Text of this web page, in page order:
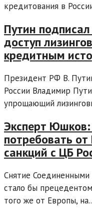
кредитования в
Путин
доступ
кредитным
Президент РФ В.
России Владимир
упрощающий
Эксперт
потребовать
санкций с ЦБ
Снятие
стало бы
того же от Европы,